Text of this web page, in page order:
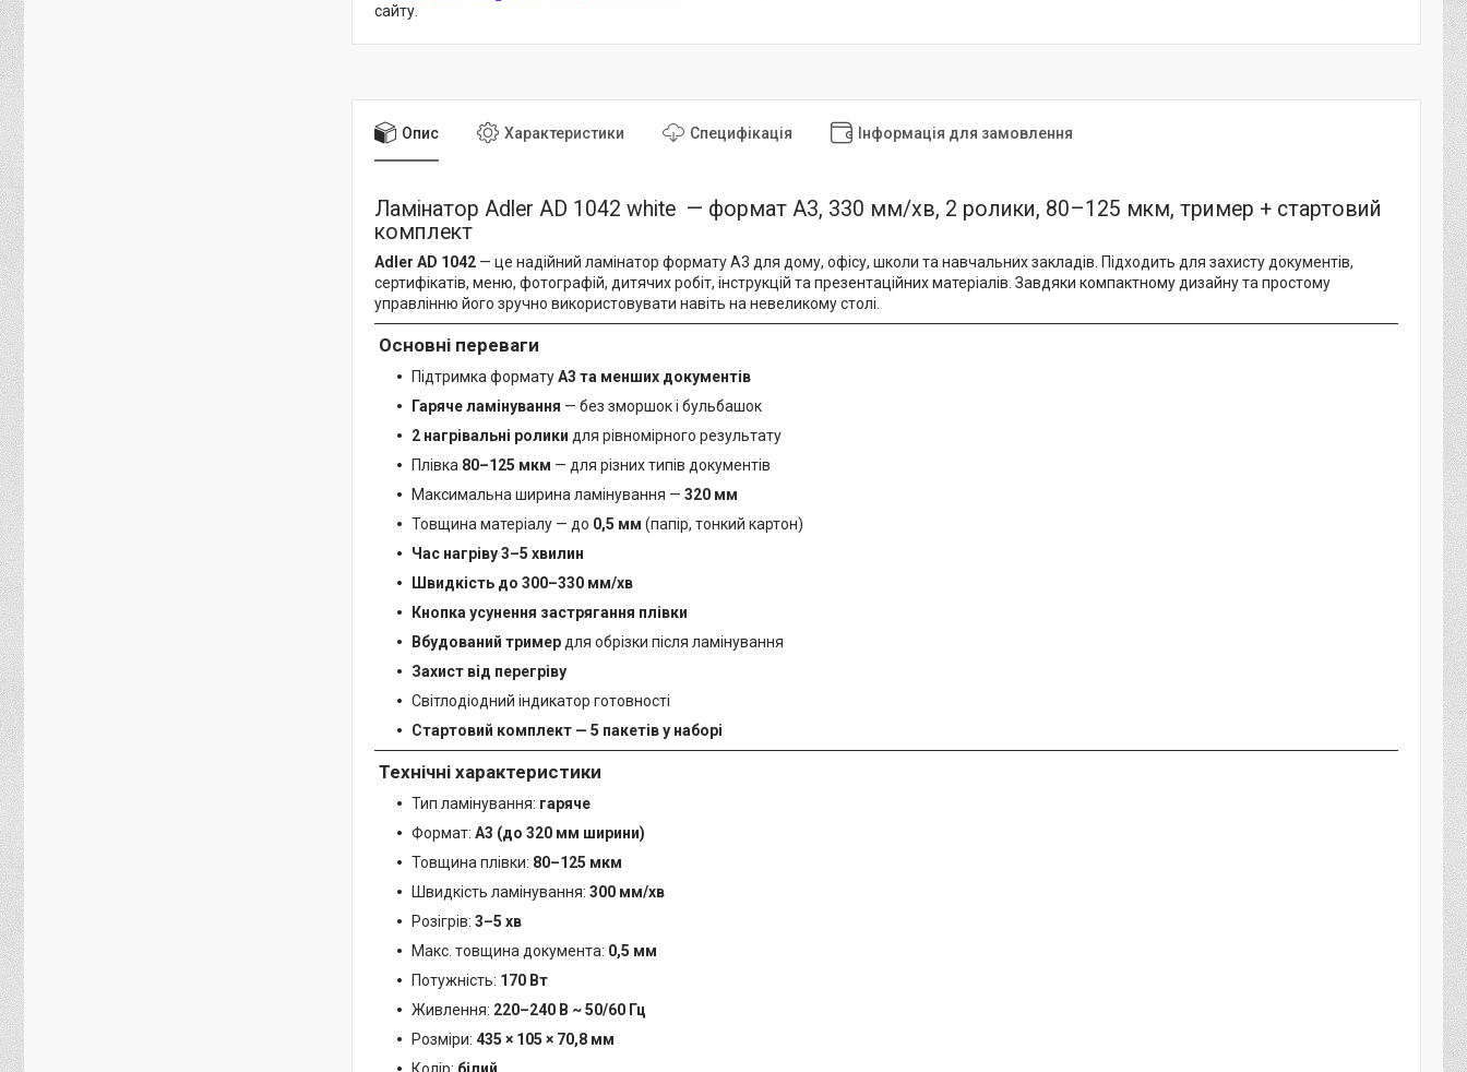
сайту.
Опис Характеристики Специфікація Інформація для замовлення
Ламінатор Adler AD 1042 white — формат A3, 330 мм/хв, 2 ролики, 80–125 мкм, тример + стартовий
комплект
Adler AD 1042 — це надійний ламінатор формату A3 для дому, офісу, школи та навчальних закладів. Підходить для захисту документів,
сертифікатів, меню, фотографій, дитячих робіт, інструкцій та презентаційних матеріалів. Завдяки компактному дизайну та простому
управлінню його зручно використовувати навіть на невеликому столі.
Основні переваги
Підтримка форматуA3 та менших документів
Гаряче ламінування — без зморшок і бульбашок
2 нагрівальні ролики для рівномірного результату
Плівка 80–125 мкм — для різних типів документів
Максимальна ширина ламінування — 320 мм
Товщина матеріалу — до 0,5 мм (папір, тонкий картон)
Час нагріву 3–5 хвилин
Швидкість до 300–330 мм/хв
Кнопка усунення застрягання плівки
Вбудований тример для обрізки після ламінування
Захист від перегріву
Світлодіодний індикатор готовності
Стартовий комплект — 5 пакетів у наборі
Технічні характеристики
Тип ламінування: гаряче
Формат: A3 (до 320 мм ширини)
Товщина плівки: 80–125 мкм
Швидкість ламінування: 300 мм/хв
Розігрів: 3–5 хв
Макс. товщина документа: 0,5 мм
Потужність: 170 Вт
Живлення: 220–240 В ~ 50/60 Гц
Розміри: 435 × 105 × 70,8 мм
Колір: білий